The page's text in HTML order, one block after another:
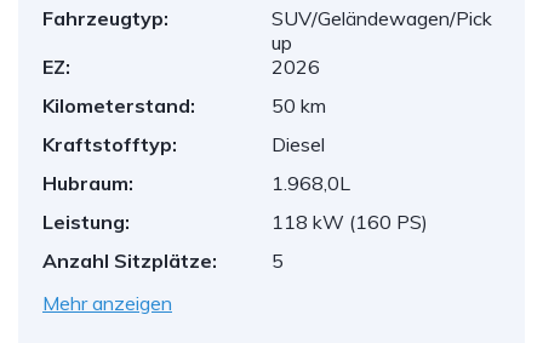
Fahrzeugtyp:
SUV/Geländewagen/Pick
up
EZ:
2026
Kilometerstand:
50 km
Kraftstofftyp:
Diesel
Hubraum:
1.968,0L
Leistung:
118 kW (160 PS)
Anzahl Sitzplätze:
5
Mehr anzeigen